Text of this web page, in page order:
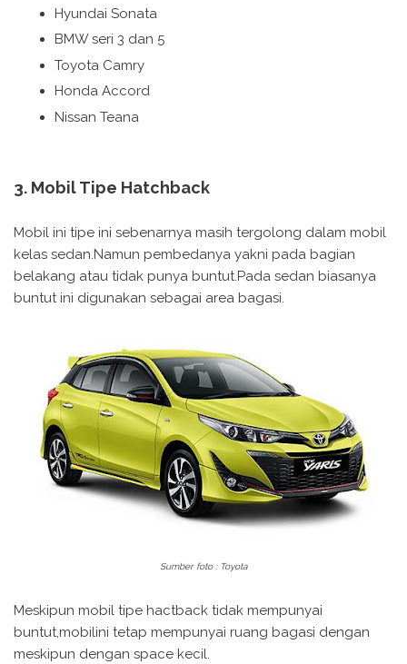
Hyundai Sonata
BMW seri 3 dan 5
Toyota Camry
Honda Accord
Nissan Teana
3. Mobil Tipe Hatchback
Mobil ini tipe ini sebenarnya masih tergolong dalam mobil
kelas sedan.Namun pembedanya yakni pada bagian
belakang atau tidak punya buntut.Pada sedan biasanya
buntut ini digunakan sebagai area bagasi.
Sumber foto : Toyota
Meskipun mobil tipe hactback tidak mempunyai
buntut,mobilini tetap mempunyai ruang bagasi dengan
meskipun dengan space kecil.